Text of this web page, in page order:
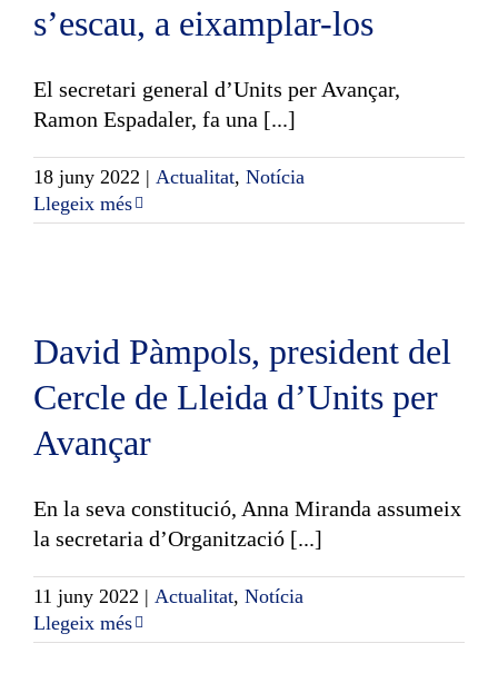
s’escau, a eixamplar-los
El secretari general d’Units per Avançar,
Ramon Espadaler, fa una [...]
18 juny 2022 | Actualitat, Notícia
Llegeix més
David Pàmpols, president del
Cercle de Lleida d’Units per
Avançar
En la seva constitució, Anna Miranda assumeix
la secretaria d’Organització [...]
11 juny 2022 | Actualitat, Notícia
Llegeix més